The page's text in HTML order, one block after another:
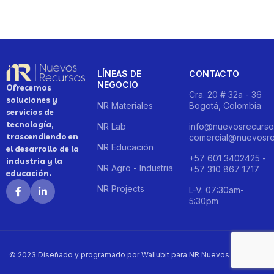
Ofrecemos
soluciones y
servicios de
tecnología,
trascendiendo en
el desarrollo de la
industria y la
educación.
LÍNEAS DE
NEGOCIO
NR Materiales
NR Lab
NR Educación
NR Agro - Industria
NR Projects
CONTACTO
Cra. 20 # 32a - 36
Bogotá, Colombia
+57 601 3402425 -
+57 310 867 1717
L-V: 07:30am-
5:30pm
© 2023 Diseñado y programado por Wallubit para NR Nuevos Recursos